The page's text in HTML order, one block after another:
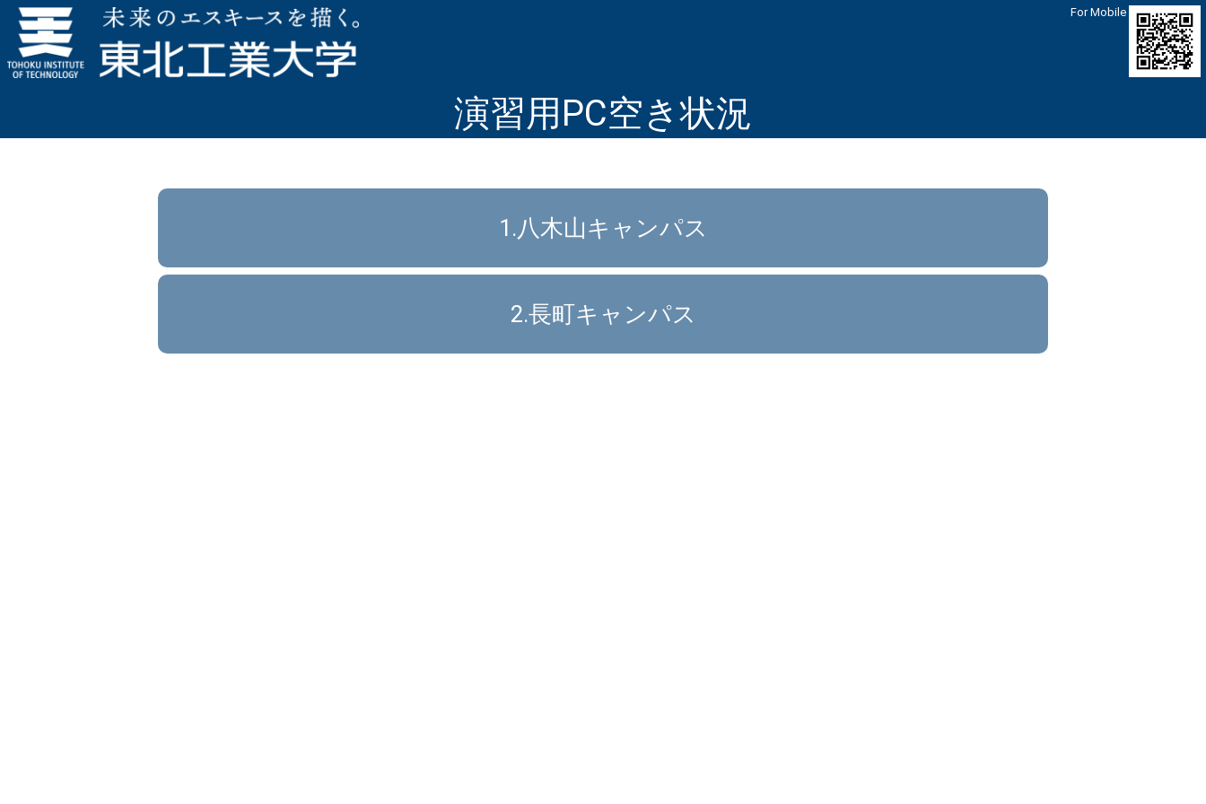
For Mobile
演習用PC空き状況
1.八木山キャンパス
2.長町キャンパス